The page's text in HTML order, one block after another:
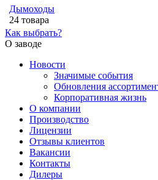
Дымоходы
24 товара
Как выбрать?
О заводе
Новости
Значимые события
Обновления
Корпоративная жизнь
О компании
Производство
Лицензии
Отзывы клиентов
Вакансии
Контакты
Дилеры